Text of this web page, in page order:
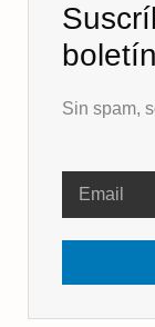
boletín
Sin spam,